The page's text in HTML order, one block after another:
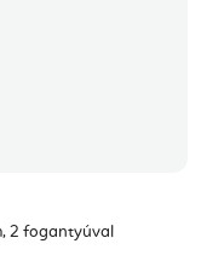
2 fogantyúval